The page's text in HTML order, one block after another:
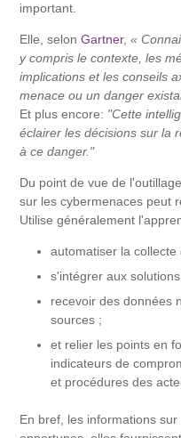
important.
Elle, selonGartner,«
y compris le contexte, les
implications et les conseils
menace ou un danger
Et plus encore: "Cette
éclairer les décisions sur la
à ce danger."
Du point de vue de
sur les cybermenaces peut
Utilise généralement
automatiser la
s'intégrer aux
recevoir des données
sources ;
et relier les points en
indicateurs de
et procédures des
En bref, les informations